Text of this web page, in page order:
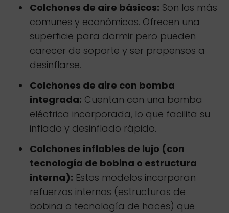
Colchones de aire básicos: Son los más
comunes y económicos. Ofrecen una
superficie para dormir pero pueden
carecer de soporte y ser propensos a
desinflarse.
Colchones de aire con bomba
integrada: Cuentan con una bomba
eléctrica incorporada, lo que facilita su
inflado y desinflado rápido.
Colchones inflables de lujo (con
tecnología de bobina o estructura
interna): Estos modelos incorporan
refuerzos internos (estructuras de
bobina o tecnología de haces) que